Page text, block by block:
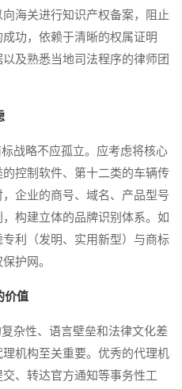
海关进行知识产权备案，阻止
功，依赖于清晰的权属证明
及熟悉当地司法程序的律师团
略不应孤立。应考虑将核心
控制软件、第十二类的车辆传
企业的商号、域名、产品型号
构建立体的品牌识别体系。如
利（发明、实用新型）与商标
护网。
价值
性、语言壁垒和法律文化差
机构至关重要。优秀的代理机
、转达官方通知等事务性工